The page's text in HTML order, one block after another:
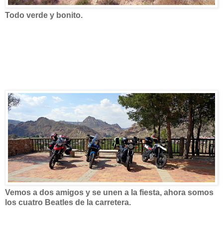
Todo verde y bonito.
Vemos a dos amigos y se unen a la fiesta, ahora somos
los cuatro Beatles de la carretera.